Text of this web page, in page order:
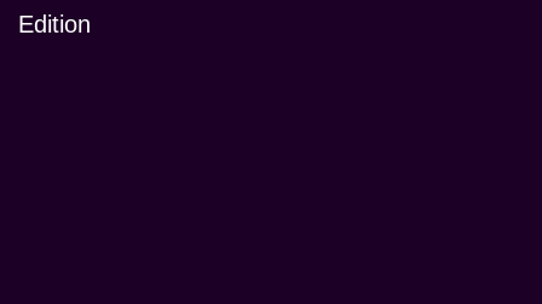
Edition